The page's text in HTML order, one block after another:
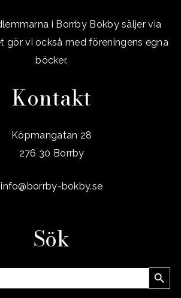
i Borrby Bokby säljer via
gör vi också med föreningens egna
böcker.
Kontakt
Köpmangatan 28
276 30 Borrby
info@borrby-bokby.se
Sök